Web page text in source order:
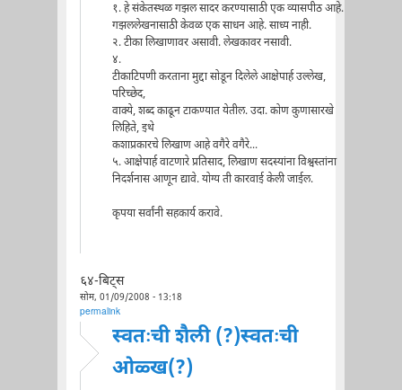
१. हे संकेतस्थळ गझल सादर करण्यासाठी एक व्यासपीठ आहे.
गझललेखनासाठी केवळ एक साधन आहे. साध्य नाही.
२. टीका लिखाणावर असावी. लेखकावर नसावी.
४.
टीकाटिपणी करताना मुद्दा सोडून दिलेले आक्षेपार्ह उल्लेख,
परिच्छेद,
वाक्ये, शब्द काढून टाकण्यात येतील. उदा. कोण कुणासारखे
लिहिते, इथे
कशाप्रकारचे लिखाण आहे वगैरे वगैरे...
५. आक्षेपार्ह वाटणारे प्रतिसाद, लिखाण सदस्यांना विश्वस्तांना
निदर्शनास आणून द्यावे. योग्य ती कारवाई केली जाईल.
कृपया सर्वांनी सहकार्य करावे.
६४-बिट्स
सोम, 01/09/2008 - 13:18
permalink
स्वतःची शैली (?)स्वतःची
ओळ्ख(?)